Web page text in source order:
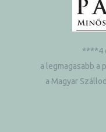
****4
a legmagasabb a
a Magyar